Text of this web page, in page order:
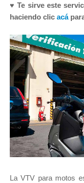
♥ Te sirve este
haciendo clic acá
La VTV para motos